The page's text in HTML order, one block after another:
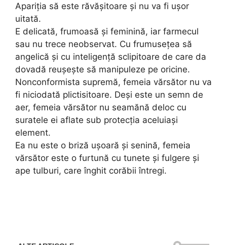
Apariția să este răvășitoare și nu va fi ușor
uitată.
E delicată, frumoasă și feminină, iar farmecul
sau nu trece neobservat. Cu frumusețea să
angelică și cu inteligență sclipitoare de care da
dovadă reușește să manipuleze pe oricine.
Nonconformista supremă, femeia vărsător nu va
fi niciodată plictisitoare. Deși este un semn de
aer, femeia vărsător nu seamănă deloc cu
suratele ei aflate sub protecția aceluiași
element.
Ea nu este o briză ușoară și senină, femeia
vărsător este o furtună cu tunete și fulgere și
ape tulburi, care înghit corăbii întregi.